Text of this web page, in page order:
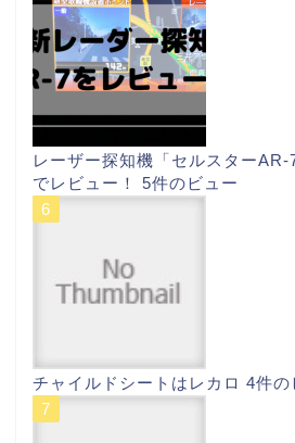
レーザー探知機「セルスターAR-
でレビュー！ 5件のビュー
チャイルドシートはレカロ 4件の